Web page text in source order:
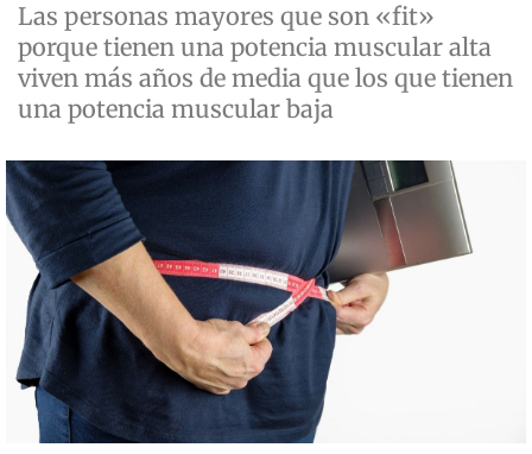
Las personas mayores que son «fit»
porque tienen una potencia muscular alta
viven más años de media que los que tienen
una potencia muscular baja